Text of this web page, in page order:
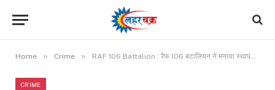
Home » Crime » RAF 106 Battalion : रैफ 106 बटालियन ने मनाया स्थापना दिवस, सांस्कृतिक कार्यक्रमों में अधिकारी व जवानों ने लिया हिस्सा
CRIME